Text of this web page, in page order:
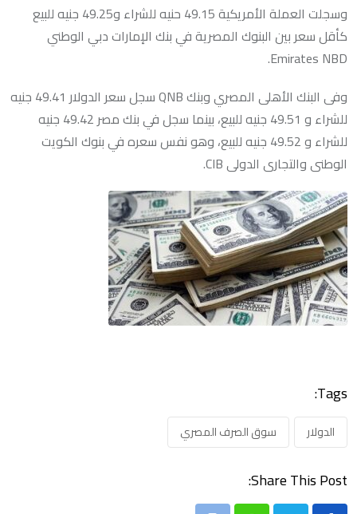
وسجلت العملة الأمريكية 49.15 حنيه للشراء و49.25 جنيه للبيع
كأقل سعر بين البنوك المصرية في بنك الإمارات دبي الوطني
Emirates NBD.
وفى البنك الأهلى المصري وبنك QNB سجل سعر الدولار 49.41 جنيه
للشراء و 49.51 جنيه للبيع، بينما سجل في بنك مصر 49.42 جنيه
للشراء و 49.52 جنيه للبيع، وهو نفس سعره في بنوك الكويت
الوطنى والتجارى الدولى CIB.
Tags:
الدولار سوق الصرف المصري
Share This Post: